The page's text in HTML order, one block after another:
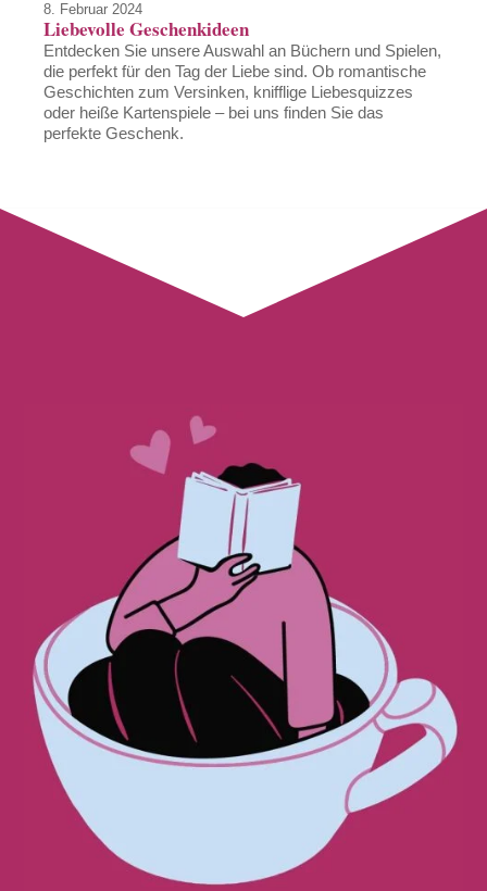
8. Februar 2024
Liebevolle Geschenkideen
Entdecken Sie unsere Auswahl an Büchern und Spielen,
die perfekt für den Tag der Liebe sind. Ob romantische
Geschichten zum Versinken, knifflige Liebesquizzes
oder heiße Kartenspiele – bei uns finden Sie das
perfekte Geschenk.